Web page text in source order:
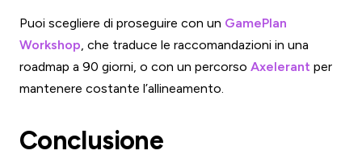
Puoi scegliere di proseguire con un GamePlan
Workshop , che traduce le raccomandazioni in una
roadmap a 90 giorni, o con un percorso Axelerant per
mantenere costante l’allineamento.
Conclusione